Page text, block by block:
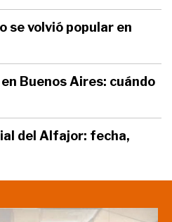
se volvió popular en
Buenos Aires: cuándo
del Alfajor: fecha,